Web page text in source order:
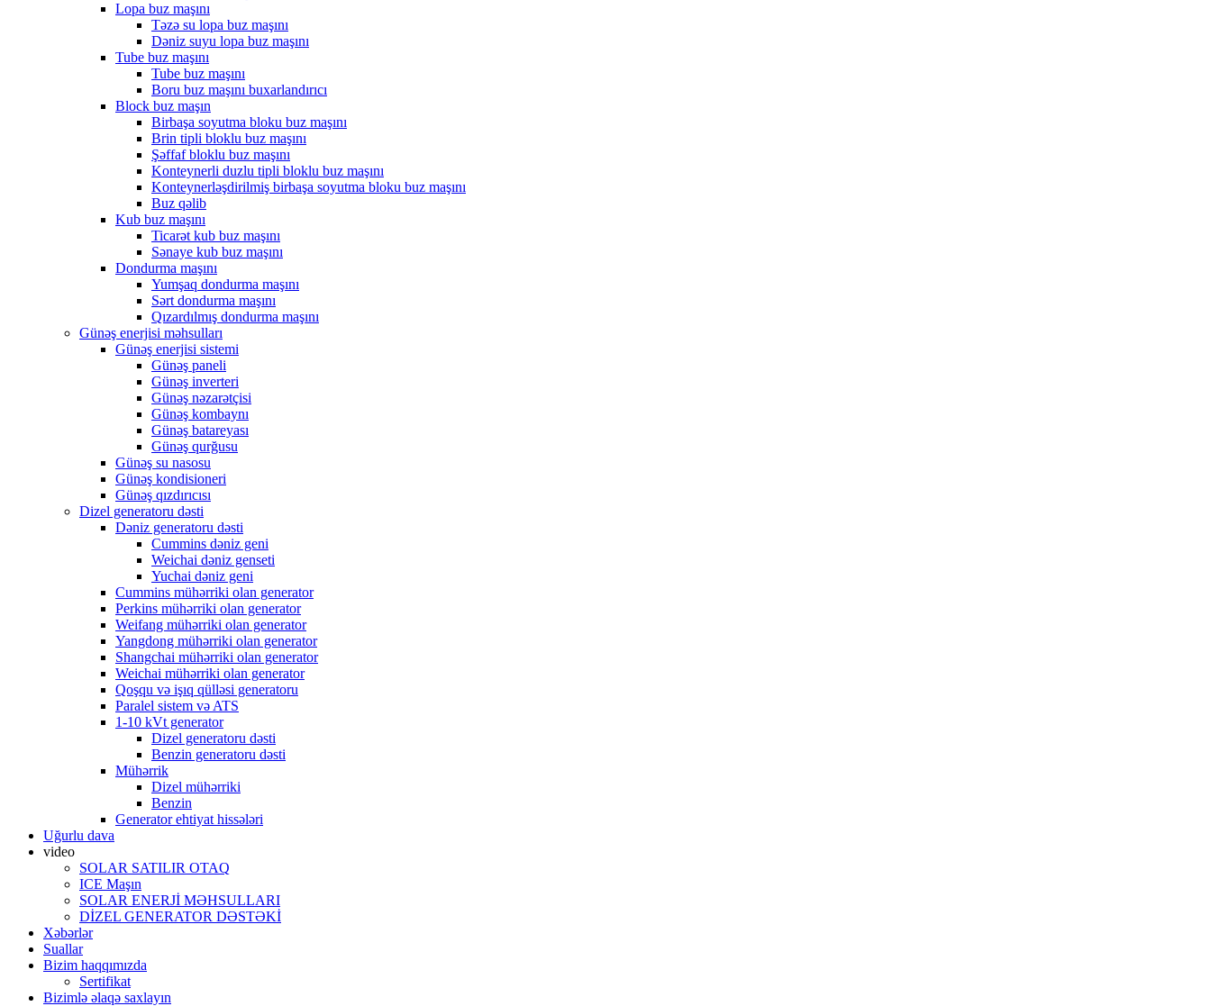
Lopa buz maşını
Təzə su lopa buz maşını
Dəniz suyu lopa buz maşını
Tube buz maşını
Tube buz maşını
Boru buz maşını buxarlandırıcı
Block buz maşın
Birbaşa soyutma bloku buz maşını
Brin tipli bloklu buz maşını
Şəffaf bloklu buz maşını
Konteynerli duzlu tipli bloklu buz maşını
Konteynerləşdirilmiş birbaşa soyutma bloku buz maşını
Buz qəlib
Kub buz maşını
Ticarət kub buz maşını
Sənaye kub buz maşını
Dondurma maşını
Yumşaq dondurma maşını
Sərt dondurma maşını
Qızardılmış dondurma maşını
Günəş enerjisi məhsulları
Günəş enerjisi sistemi
Günəş paneli
Günəş inverteri
Günəş nəzarətçisi
Günəş kombaynı
Günəş batareyası
Günəş qurğusu
Günəş su nasosu
Günəş kondisioneri
Günəş qızdırıcısı
Dizel generatoru dəsti
Dəniz generatoru dəsti
Cummins dəniz geni
Weichai dəniz genseti
Yuchai dəniz geni
Cummins mühərriki olan generator
Perkins mühərriki olan generator
Weifang mühərriki olan generator
Yangdong mühərriki olan generator
Shangchai mühərriki olan generator
Weichai mühərriki olan generator
Qoşqu və işıq qülləsi generatoru
Paralel sistem və ATS
1-10 kVt generator
Dizel generatoru dəsti
Benzin generatoru dəsti
Mühərrik
Dizel mühərriki
Benzin
Generator ehtiyat hissələri
Uğurlu dava
video
SOLAR SATILIR OTAQ
ICE Maşın
SOLAR ENERJİ MƏHSULLARI
DİZEL GENERATOR DƏSTƏKİ
Xəbərlər
Suallar
Bizim haqqımızda
Sertifikat
Bizimlə əlaqə saxlayın